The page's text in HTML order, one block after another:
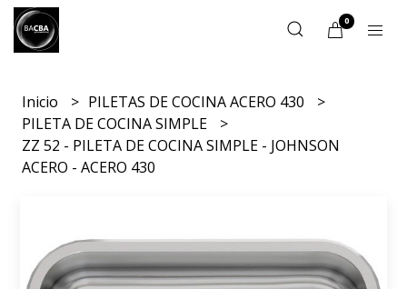
0
Inicio
PILETAS DE COCINA ACERO 430
PILETA DE COCINA SIMPLE
ZZ 52 - PILETA DE COCINA SIMPLE - JOHNSON
ACERO - ACERO 430